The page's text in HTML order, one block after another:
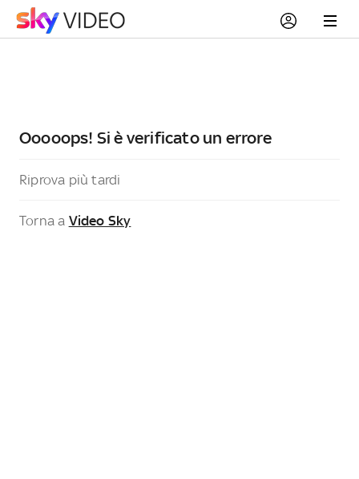
Ooooops! Si è verificato un errore
Riprova più tardi
Torna a Video Sky